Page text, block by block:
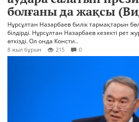
болғаны да жақсы
Нұрсұлтан Назарбаев билік тармақтарын
білдірді. Нұрсұлтан Назарбаев кезекті рет
өткізді. Ол онда Консти..
8 жыл бұрын 215 0